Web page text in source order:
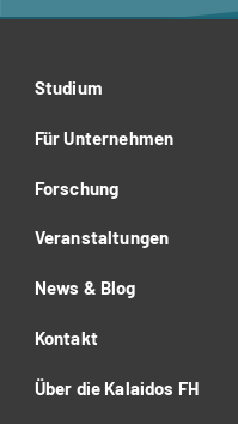
Studium
Für Unternehmen
Forschung
Veranstaltungen
News & Blog
Kontakt
Über die Kalaidos FH